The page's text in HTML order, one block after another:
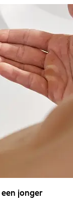
jonger